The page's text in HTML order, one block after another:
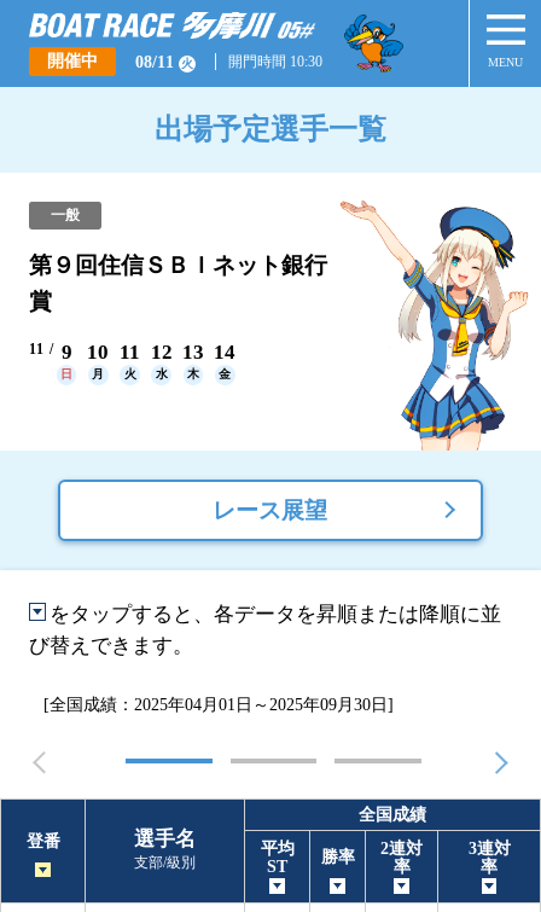
開催中 08/11 火 開門時間 10:30 MENU
出場予定選手一覧
一般
第９回住信ＳＢＩネット銀行
賞
11 9
日
10
月
11
火
12
水
13
木
14
金
レース展望
をタップすると、各データを昇順または降順に並
び替えできます。
[全国成績：2025年04月01日～2025年09月30日]
登番 選手名
支部/級別
全国成績
平均
ST
勝率
2連対
率
3連対
率